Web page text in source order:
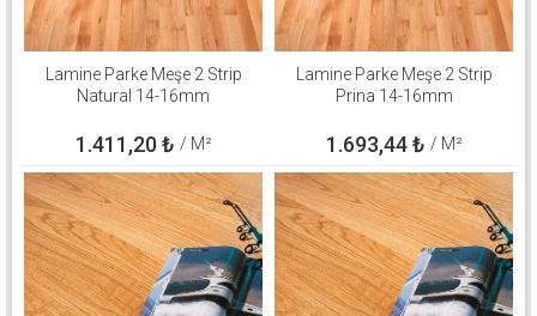
Lamine Parke Meşe 2 Strip
Natural 14-16mm
1.411,20₺ / M²
Lamine Parke Meşe 2 Strip
Prina 14-16mm
1.693,44₺ / M²